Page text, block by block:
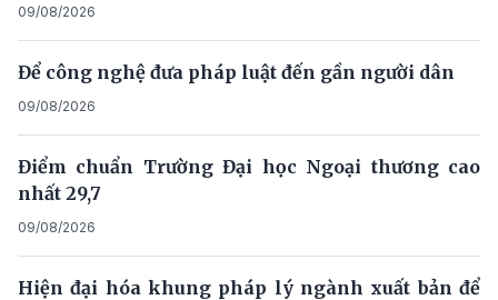
09/08/2026
Để công nghệ đưa pháp luật đến gần người dân
09/08/2026
Điểm chuẩn Trường Đại học Ngoại thương cao
nhất 29,7
09/08/2026
Hiện đại hóa khung pháp lý ngành xuất bản để